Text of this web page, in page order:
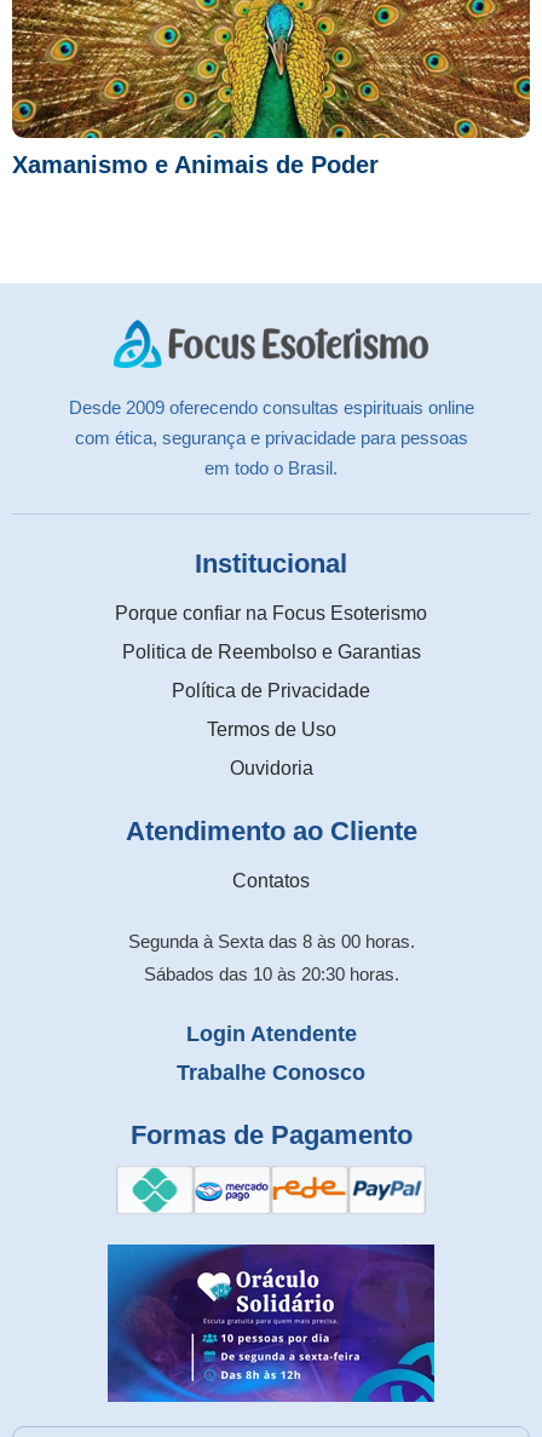
Xamanismo e Animais de Poder
Desde 2009 oferecendo consultas espirituais online
com ética, segurança e privacidade para pessoas
em todo o Brasil.
Institucional
Porque confiar na Focus Esoterismo
Politica de Reembolso e Garantias
Política de Privacidade
Termos de Uso
Ouvidoria
Atendimento ao Cliente
Contatos
Segunda à Sexta das 8 às 00 horas.
Sábados das 10 às 20:30 horas.
Login Atendente
Trabalhe Conosco
Formas de Pagamento